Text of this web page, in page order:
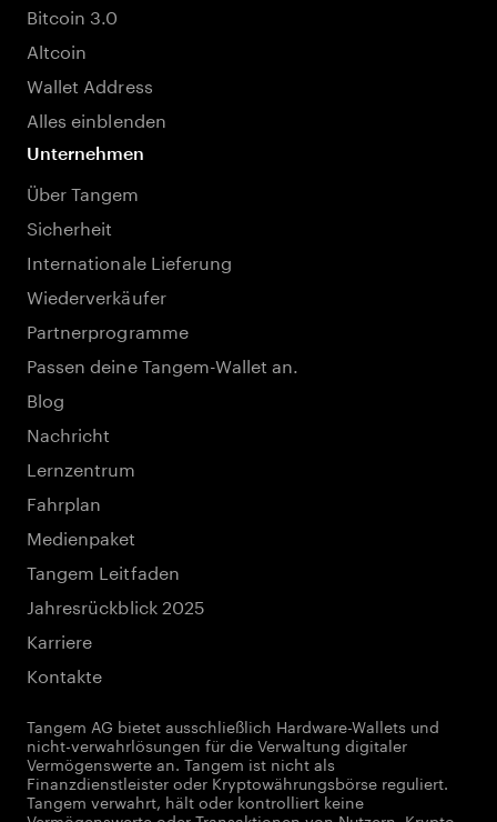
Bitcoin 3.0
Altcoin
Wallet Address
Alles einblenden
Unternehmen
Über Tangem
Sicherheit
Internationale Lieferung
Wiederverkäufer
Partnerprogramme
Passen deine Tangem-Wallet an.
Blog
Nachricht
Lernzentrum
Fahrplan
Medienpaket
Tangem Leitfaden
Jahresrückblick 2025
Karriere
Kontakte
Tangem AG bietet ausschließlich Hardware-Wallets und
nicht-verwahrlösungen für die Verwaltung digitaler
Vermögenswerte an. Tangem ist nicht als
Finanzdienstleister oder Kryptowährungsbörse reguliert.
Tangem verwahrt, hält oder kontrolliert keine